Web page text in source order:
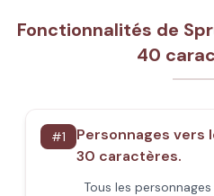
Fonctionnalités de
40
#1
Personnages vers
30 caractères.
Tous les